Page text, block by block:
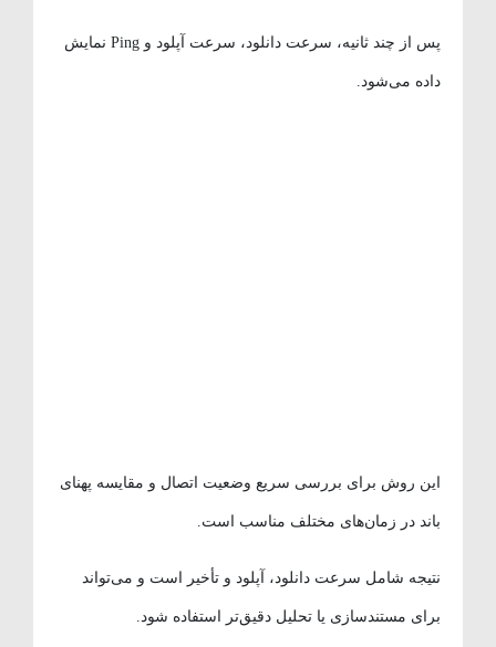
پس از چند ثانیه، سرعت دانلود، سرعت آپلود و Ping نمایش
داده می‌شود.
این روش برای بررسی سریع وضعیت اتصال و مقایسه پهنای
باند در زمان‌های مختلف مناسب است.
نتیجه شامل سرعت دانلود، آپلود و تأخیر است و می‌تواند
برای مستندسازی یا تحلیل دقیق‌تر استفاده شود.